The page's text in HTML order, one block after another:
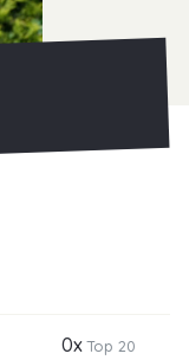
0xTop 20